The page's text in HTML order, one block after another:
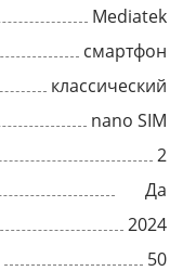
Mediatek
смартфон
классический
nano SIM
2
Да
2024
50